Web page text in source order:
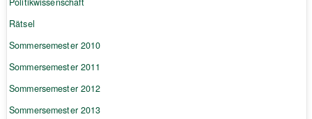
Rätsel
Sommersemester 2010
Sommersemester 2011
Sommersemester 2012
Sommersemester 2013